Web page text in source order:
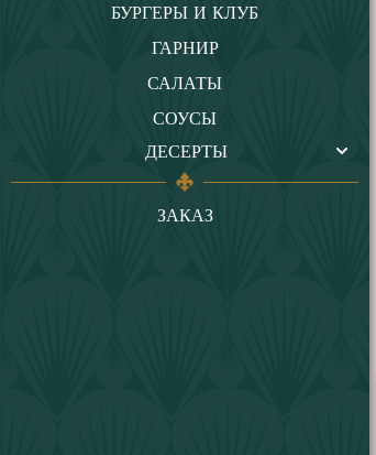
БУРГЕРЫ И КЛУБ
ГАРНИР
САЛАТЫ
СОУСЫ
ДЕСЕРТЫ
ЗАКАЗ